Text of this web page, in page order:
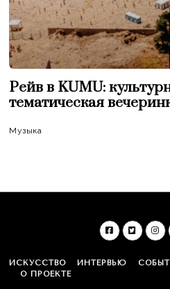
Рейв в KUMU:
тематическая
Музыка
ИСКУССТВО ИНТЕРВЬЮ
О ПРОЕКТЕ